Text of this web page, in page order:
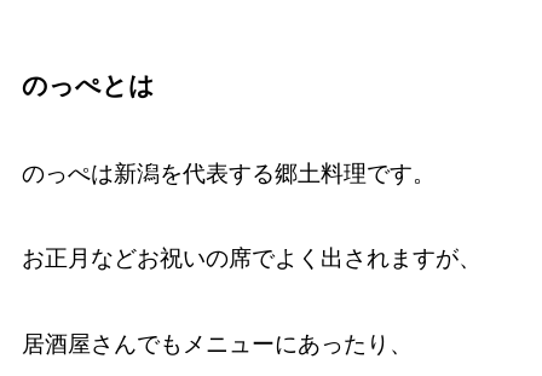
のっぺとは
のっぺは新潟を代表する郷土料理です。
お正月などお祝いの席でよく出されますが、
居酒屋さんでもメニューにあったり、